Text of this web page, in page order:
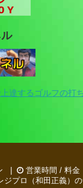
達するゴルフの打
営業時間 / 料金
ジプロ（和田正義）の